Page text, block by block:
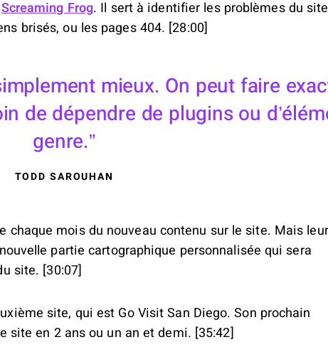
Screaming Frog. Il sert à identifier les problèmes du
brisés, ou les pages 404. [28:00]
mieux. On peut faire
de dépendre de plugins ou
genre.
TODD SAROUHAN
chaque mois du nouveau contenu sur le site. Mais leur
partie cartographique personnalisée qui sera
site. [30:07]
site, qui est Go Visit San Diego. Son prochain
en 2 ans ou un an et demi. [35:42]